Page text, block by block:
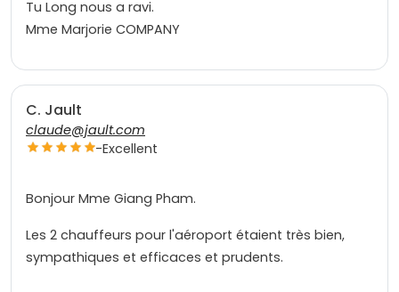
Tu Long nous a ravi.
Mme Marjorie COMPANY
C. Jault
claude@jault.com
-Excellent
Bonjour Mme Giang Pham.
Les 2 chauffeurs pour l'aéroport étaient très bien,
sympathiques et efficaces et prudents.